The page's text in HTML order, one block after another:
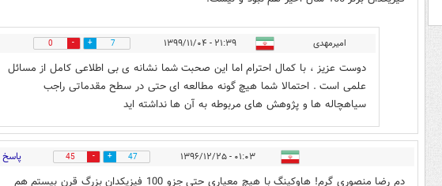
امیرمهدی ۲۱:۳۹ - ۱۳۹۹/۱۱/۰۴ 7
0
دوست عزیز ، با کمال احترام اما این صحبت شما نشانه ی بی اطلاعی کامل از مسائل
علمی است . احتمالا شما هیچ گونه مطالعه ای حتی در سطح مقدماتی راجب
سیاهچاله ها و پژوهش های مربوطه به آن ها نداشته اید
۰۱:۰۳ - ۱۳۹۶/۱۲/۲۵ 47
45 پاسخ
دم رضا منصوری گرم! هاوکینگ با هیچ معیاری حتی جزو 100 فیزیکدان بزرگ قرن بیستم هم